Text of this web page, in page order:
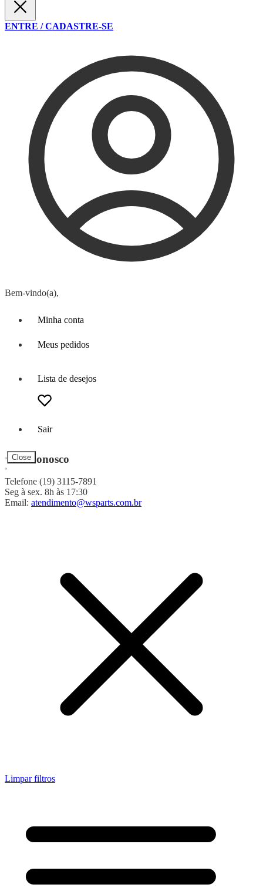
ENTRE / CADASTRE-SE
Bem-vindo(a),
Minha conta
Meus pedidos
Lista de desejos
Sair
Close
Fale Conosco
Telefone (19) 3115-7891
Seg à sex. 8h às 17:30
Email: atendimento@wsparts.com.br
Limpar filtros